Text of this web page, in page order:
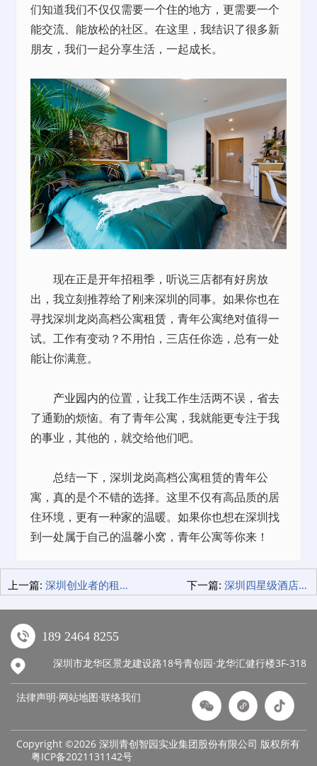
们知道我们不仅仅需要一个住的地方，更需要一个
能交流、能放松的社区。在这里，我结识了很多新
朋友，我们一起分享生活，一起成长。
现在正是开年招租季，听说三店都有好房放
出，我立刻推荐给了刚来深圳的同事。如果你也在
寻找深圳龙岗高档公寓租赁 ，青年公寓绝对值得一
试。工作有变动？不用怕，三店任你选，总有一处
能让你满意。
产业园内的位置，让我工作生活两不误，省去
了通勤的烦恼。有了青年公寓，我就能更专注于我
的事业，其他的，就交给他们吧。
总结一下，深圳龙岗高档公寓租赁的青年公
寓，真的是个不错的选择。这里不仅有高品质的居
住环境，更有一种家的温暖。如果你也想在深圳找
到一处属于自己的温馨小窝，青年公寓等你来！
上一篇: 深圳创业者的租金难题，如何一招解决？ 下一篇: 深圳四星级酒店新宠：米阁睡眠酒店，让你在繁华都市中找到宁静的夜晚
189 2464 8255
深圳市龙华区景龙建设路18号青创园·龙华汇健行楼3F-318
法律声明·网站地图·联络我们
Copyright ©2026 深圳青创智园实业集团股份有限公司 版权所有
粤ICP备2021131142号